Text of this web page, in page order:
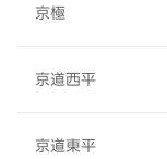
京極
京道西平
京道東平